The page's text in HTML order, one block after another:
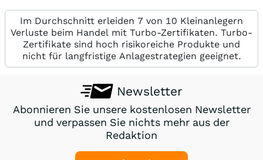
Im Durchschnitt erleiden 7 von 10 Kleinanlegern
Verluste beim Handel mit Turbo-Zertifikaten. Turbo-
Zertifikate sind hoch risikoreiche Produkte und
nicht für langfristige Anlagestrategien geeignet.
Newsletter
Abonnieren Sie unsere kostenlosen Newsletter
und verpassen Sie nichts mehr aus der
Redaktion